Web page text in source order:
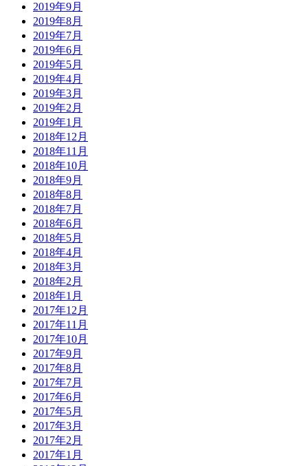
2019年9月
2019年8月
2019年7月
2019年6月
2019年5月
2019年4月
2019年3月
2019年2月
2019年1月
2018年12月
2018年11月
2018年10月
2018年9月
2018年8月
2018年7月
2018年6月
2018年5月
2018年4月
2018年3月
2018年2月
2018年1月
2017年12月
2017年11月
2017年10月
2017年9月
2017年8月
2017年7月
2017年6月
2017年5月
2017年3月
2017年2月
2017年1月